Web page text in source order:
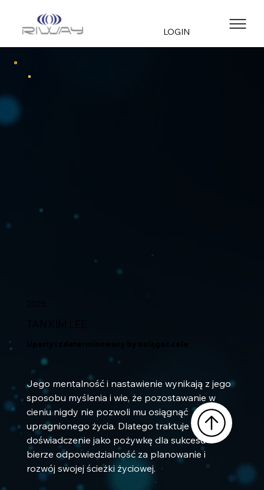
LOGIN
Jego mentalność i nastawienie wynikają z jego
sposobu myślenia i wie, że pozostawanie w
cieniu nigdy nie pozwoli mu osiągnąć
upragnionego życia. Dlatego traktuje każde
doświadczenie jako pożywkę dla sukcesu -
bierze odpowiedzialność za planowanie i
rozwój swojej ścieżki życiowej.